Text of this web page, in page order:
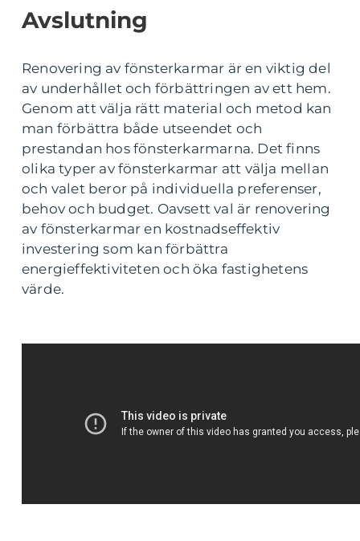
Avslutning
Renovering av fönsterkarmar är en viktig del
av underhållet och förbättringen av ett hem.
Genom att välja rätt material och metod kan
man förbättra både utseendet och
prestandan hos fönsterkarmarna. Det finns
olika typer av fönsterkarmar att välja mellan
och valet beror på individuella preferenser,
behov och budget. Oavsett val är renovering
av fönsterkarmar en kostnadseffektiv
investering som kan förbättra
energieffektiviteten och öka fastighetens
värde.